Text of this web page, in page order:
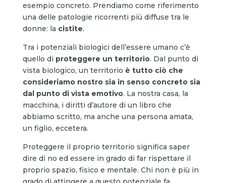
esempio concreto. Prendiamo come riferimento
una delle patologie ricorrenti più diffuse tra le
donne: la cistite.
Tra i potenziali biologici dell’essere umano c’è
quello di proteggere un territorio. Dal punto di
vista biologico, un territorio è tutto ciò che
consideriamo nostro sia in senso concreto sia
dal punto di vista emotivo. La nostra casa, la
macchina, i diritti d’autore di un libro che
abbiamo scritto, ma anche una persona amata,
un figlio, eccetera.
Proteggere il proprio territorio significa saper
dire di no ed essere in grado di far rispettare il
proprio spazio, fisico e mentale. Chi non è più in